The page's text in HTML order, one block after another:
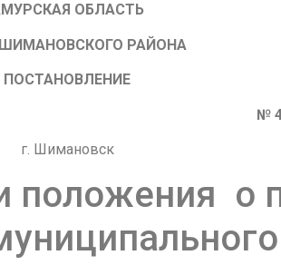
ОБЛАСТЬ
РАЙОНА
ПОСТАНОВЛЕНИЕ
№
г. Шимановск
положения о